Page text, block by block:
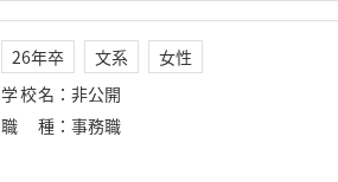
26年卒 文系
女性
学校名 ： 非公開
職種 ： 事務職